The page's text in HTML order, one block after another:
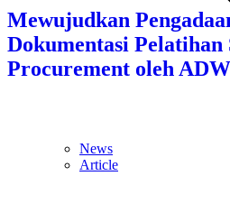
News
Article
Mewujudkan
Dokumentasi Pelatihan
Procurement oleh